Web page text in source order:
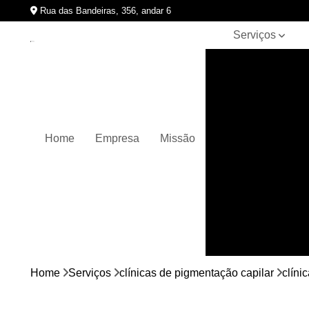
Rua das Bandeiras, 356, andar 6
Home Empresa Missão
Serviços
Home Serviços clínicas de pigmentação capilar